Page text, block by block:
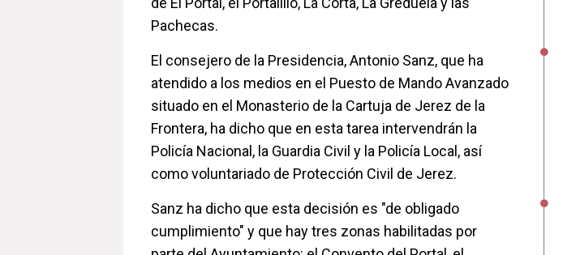
Pachecas.
El consejero de la Presidencia, Antonio Sanz, que ha
atendido a los medios en el Puesto de Mando Avanzado
situado en el Monasterio de la Cartuja de Jerez de la
Frontera, ha dicho que en esta tarea intervendrán la
Policía Nacional, la Guardia Civil y la Policía Local, así
como voluntariado de Protección Civil de Jerez.
Sanz ha dicho que esta decisión es "de obligado
cumplimiento" y que hay tres zonas habilitadas por